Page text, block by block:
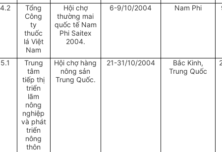
Tổng
Công
ty
thuốc
lá Việt
Nam
Hội chợ
thường mai
quốc tế Nam
Phi Saitex
2004.
6-9/10/2004 Nam Phi
Trung
tâm
tiếp thị
triển
lãm
nông
nghiệp
và phát
triển
nông
thôn
Hội chợ hàng
nông sản
Trung Quốc.
21-31/10/2004
Bắc Kinh,
Trung Quốc